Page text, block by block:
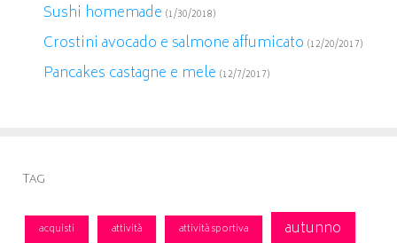
Sushi homemade (1/30/2018)
Crostini avocado e salmone affumicato (12/20/2017)
Pancakes castagne e mele (12/7/2017)
Tag
acquisti attività attività sportiva
autunno